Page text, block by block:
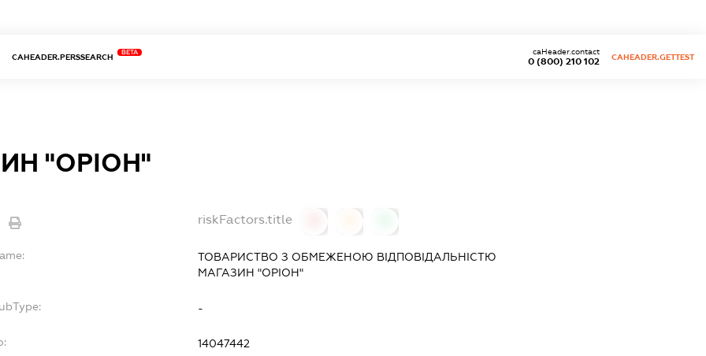
CAHEADER.PERSSEARCH
BETA
0 (800) 210 102
caHeader.contact
CAHEADER.GETTEST
"ОРІОН"
riskFactors.title
ТОВАРИСТВО З ОБМЕЖЕНОЮ ВІДПОВІДАЛЬНІСТЮ
МАГАЗИН "ОРІОН"
-
14047442